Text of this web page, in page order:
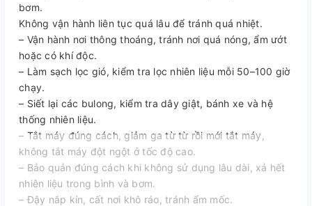
bơm.
Không vận hành liên tục quá lâu để tránh quá nhiệt.
– Vận hành nơi thông thoáng, tránh nơi quá nóng, ẩm ướt
hoặc có khí độc.
– Làm sạch lọc gió, kiểm tra lọc nhiên liệu mỗi 50–100 giờ
chạy.
– Siết lại các bulong, kiểm tra dây giật, bánh xe và hệ
thống nhiên liệu.
– Tắt máy đúng cách, giảm ga từ từ rồi mới tắt máy,
không tắt máy đột ngột ở tốc độ cao.
– Bảo quản đúng cách khi không sử dụng lâu dài, xả hết
nhiên liệu trong bình và bơm.
– Đậy nắp kín, cất nơi khô ráo, tránh ẩm mốc.